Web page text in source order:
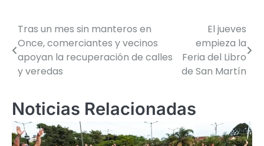
Navegación
de
entradas
Tras un mes sin manteros en
Once, comerciantes y vecinos
apoyan la recuperación de calles
y veredas
El jueves
empieza la
Feria del Libro
de San Martín
Noticias Relacionadas